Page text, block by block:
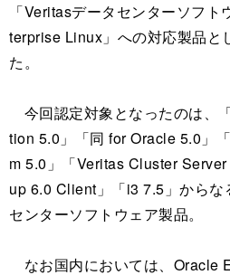
「Veritasデータセンターソフ
terprise Linux」への対応製品と
た。
今回認定対象となったのは、
tion 5.0」「同 for Oracle 5.0」
m 5.0」「Veritas Cluster
up 6.0 Client」「i3 7.5」からな
センターソフトウェア製品。
なお国内においては、Oracle